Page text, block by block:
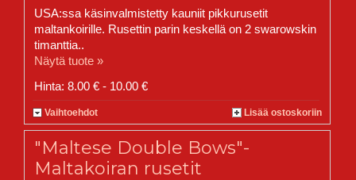
USA:ssa käsinvalmistetty kauniit pikkurusetit
maltankoirille. Rusettin parin keskellä on 2 swarowskin
timanttia..
Näytä tuote »
Hinta: 8.00 € - 10.00 €
Vaihtoehdot Lisää ostoskoriin
"Maltese Double Bows"-
Maltakoiran rusetit